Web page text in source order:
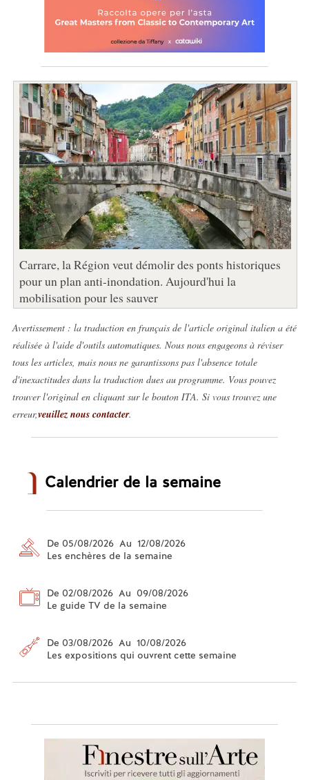
Carrare, la Région veut démolir des ponts historiques
pour un plan anti-inondation. Aujourd'hui la
mobilisation pour les sauver
Avertissement : la traduction en français de l'article original italien a été
réalisée à l'aide d'outils automatiques. Nous nous engageons à réviser
tous les articles, mais nous ne garantissons pas l'absence totale
d'inexactitudes dans la traduction dues au programme. Vous pouvez
trouver l'original en cliquant sur le bouton ITA. Si vous trouvez une
erreur,veuillez nous contacter.
Calendrier de la semaine
De 05/08/2026 Au 12/08/2026
Les enchères de la semaine
De 02/08/2026 Au 09/08/2026
Le guide TV de la semaine
De 03/08/2026 Au 10/08/2026
Les expositions qui ouvrent cette semaine